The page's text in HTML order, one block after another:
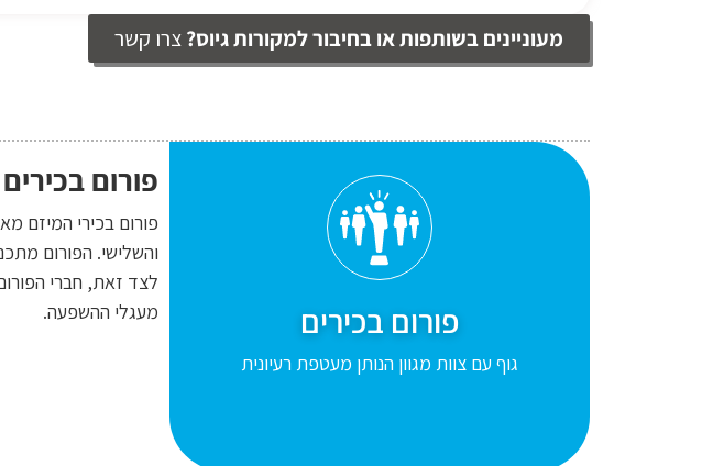
מעוניינים בשותפות או בחיבור למקורות גיוס?צרו קשר
פורום בכירים
גוף עם צוות מגוון הנותן מעטפת רעיונית
פורום בכירים
פורום בכירי המיזם
והשלישי. הפורום
לצד זאת, חברי
מעגלי ההשפעה.